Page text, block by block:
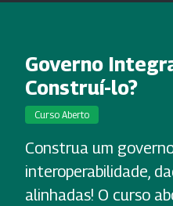
Governo
Construí-lo?
Curso Aberto
Construa um
interoperabilidade,
alinhadas! O curso